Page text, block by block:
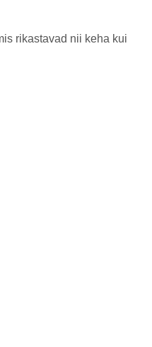
rikastavad nii keha kui